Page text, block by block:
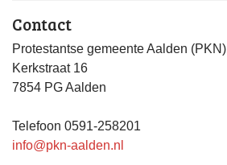
Contact
Protestantse gemeente Aalden (PKN)
Kerkstraat 16
7854 PG Aalden
Telefoon 0591-258201
info@pkn-aalden.nl